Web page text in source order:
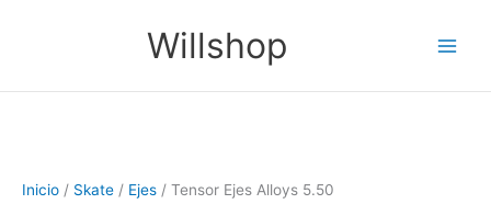
Willshop
Inicio / Skate / Ejes / Tensor Ejes Alloys 5.50